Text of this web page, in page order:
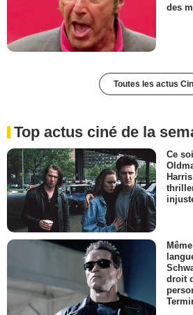
des
Toutes les actus
Top actus ciné de la
Ce
droit